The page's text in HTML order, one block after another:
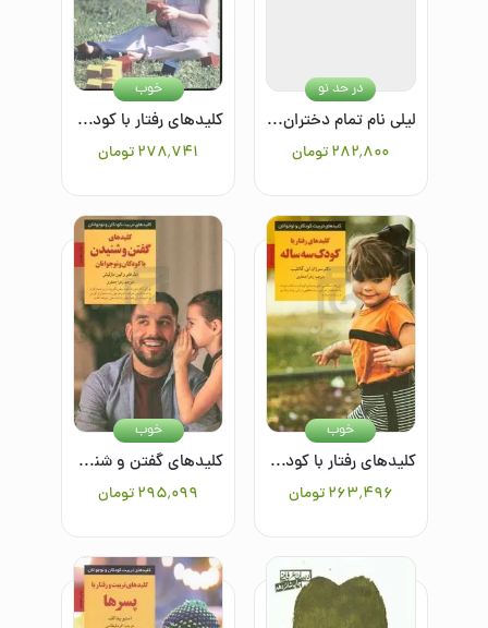
لیلی نام تمام دختران زمین است
۲۸۲٬۸۰۰تومان
در حد نو
کلیدهای رفتار با کودک یک ساله
۲۷۸٬۷۴۱تومان
خوب
کلیدهای رفتار با کودک سه ساله
۲۶۳٬۴۹۶تومان
خوب
کلیدهای گفتن و شنیدن با کودکان و نوجوانان
۲۹۵٬۰۹۹تومان
خوب